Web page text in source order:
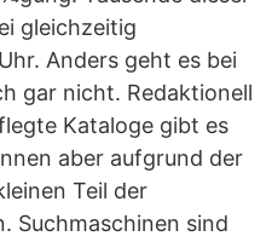
gleichzeitig
Anders geht es bei
gar nicht. Redaktionell
Kataloge gibt es
aber aufgrund der
Teil der
Suchmaschinen sind